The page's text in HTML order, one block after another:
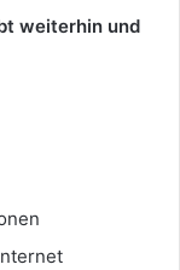
weiterhin und